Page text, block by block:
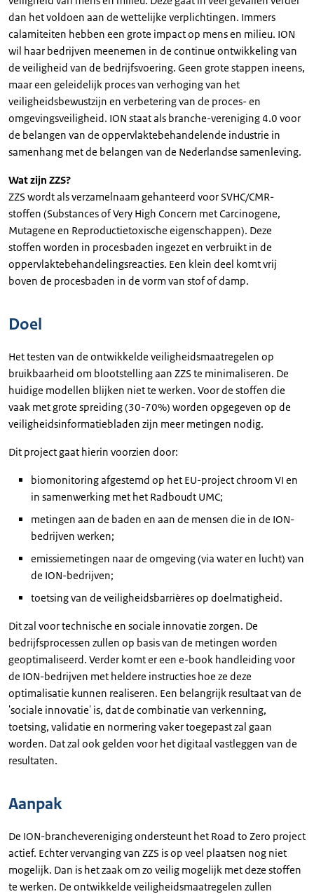
dan het voldoen aan de wettelijke verplichtingen. Immers
calamiteiten hebben een grote impact op mens en milieu. ION
wil haar bedrijven meenemen in de continue ontwikkeling van
de veiligheid van de bedrijfsvoering. Geen grote stappen ineens,
maar een geleidelijk proces van verhoging van het
veiligheidsbewustzijn en verbetering van de proces- en
omgevingsveiligheid. ION staat als branche-vereniging 4.0 voor
de belangen van de oppervlaktebehandelende industrie in
samenhang met de belangen van de Nederlandse samenleving.
Wat zijn ZZS?
ZZS wordt als verzamelnaam gehanteerd voor SVHC/CMR-
stoffen (Substances of Very High Concern met Carcinogene,
Mutagene en Reproductietoxische eigenschappen). Deze
stoffen worden in procesbaden ingezet en verbruikt in de
oppervlaktebehandelingsreacties. Een klein deel komt vrij
boven de procesbaden in de vorm van stof of damp.
Doel
Het testen van de ontwikkelde veiligheidsmaatregelen op
bruikbaarheid om blootstelling aan ZZS te minimaliseren. De
huidige modellen blijken niet te werken. Voor de stoffen die
vaak met grote spreiding (30-70%) worden opgegeven op de
veiligheidsinformatiebladen zijn meer metingen nodig.
Dit project gaat hierin voorzien door:
biomonitoring afgestemd op het EU-project chroom VI en
in samenwerking met het Radboudt UMC;
metingen aan de baden en aan de mensen die in de ION-
bedrijven werken;
emissiemetingen naar de omgeving (via water en lucht) van
de ION-bedrijven;
toetsing van de veiligheidsbarrières op doelmatigheid.
Dit zal voor technische en sociale innovatie zorgen. De
bedrijfsprocessen zullen op basis van de metingen worden
geoptimaliseerd. Verder komt er een e-book handleiding voor
de ION-bedrijven met heldere instructies hoe ze deze
optimalisatie kunnen realiseren. Een belangrijk resultaat van de
'sociale innovatie' is, dat de combinatie van verkenning,
toetsing, validatie en normering vaker toegepast zal gaan
worden. Dat zal ook gelden voor het digitaal vastleggen van de
resultaten.
Aanpak
De ION-branchevereniging ondersteunt het Road to Zero project
actief. Echter vervanging van ZZS is op veel plaatsen nog niet
mogelijk. Dan is het zaak om zo veilig mogelijk met deze stoffen
te werken. De ontwikkelde veiligheidsmaatregelen zullen